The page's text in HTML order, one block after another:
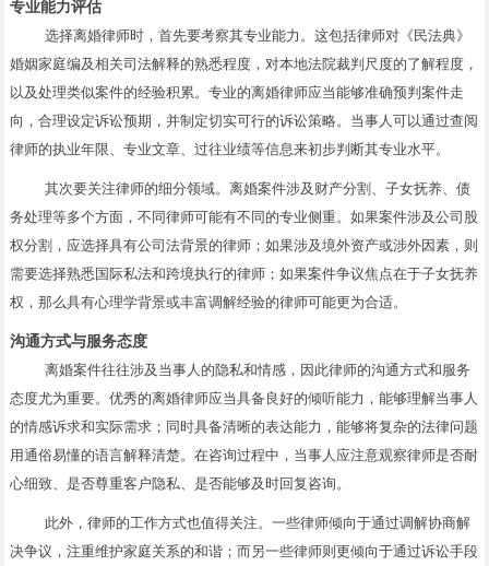
专业能力评估
选择离婚律师时，首先要考察其专业能力。这包括律师对《民法典》
婚姻家庭编及相关司法解释的熟悉程度，对本地法院裁判尺度的了解程度，
以及处理类似案件的经验积累。专业的离婚律师应当能够准确预判案件走
向，合理设定诉讼预期，并制定切实可行的诉讼策略。当事人可以通过查阅
律师的执业年限、专业文章、过往业绩等信息来初步判断其专业水平。
其次要关注律师的细分领域。离婚案件涉及财产分割、子女抚养、债
务处理等多个方面，不同律师可能有不同的专业侧重。如果案件涉及公司股
权分割，应选择具有公司法背景的律师；如果涉及境外资产或涉外因素，则
需要选择熟悉国际私法和跨境执行的律师；如果案件争议焦点在于子女抚养
权，那么具有心理学背景或丰富调解经验的律师可能更为合适。
沟通方式与服务态度
离婚案件往往涉及当事人的隐私和情感，因此律师的沟通方式和服务
态度尤为重要。优秀的离婚律师应当具备良好的倾听能力，能够理解当事人
的情感诉求和实际需求；同时具备清晰的表达能力，能够将复杂的法律问题
用通俗易懂的语言解释清楚。在咨询过程中，当事人应注意观察律师是否耐
心细致、是否尊重客户隐私、是否能够及时回复咨询。
此外，律师的工作方式也值得关注。一些律师倾向于通过调解协商解
决争议，注重维护家庭关系的和谐；而另一些律师则更倾向于通过诉讼手段